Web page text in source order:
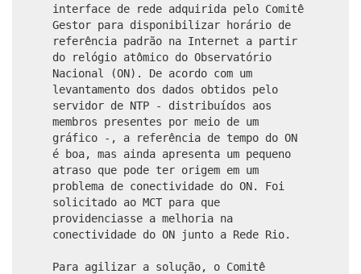
interface de rede adquirida pelo Comitê
Gestor para disponibilizar horário de
referência padrão na Internet a partir
do relógio atômico do Observatório
Nacional (ON). De acordo com um
levantamento dos dados obtidos pelo
servidor de NTP - distribuídos aos
membros presentes por meio de um
gráfico -, a referência de tempo do ON
é boa, mas ainda apresenta um pequeno
atraso que pode ter origem em um
problema de conectividade do ON. Foi
solicitado ao MCT para que
providenciasse a melhoria na
conectividade do ON junto a Rede Rio.
Para agilizar a solução, o Comitê